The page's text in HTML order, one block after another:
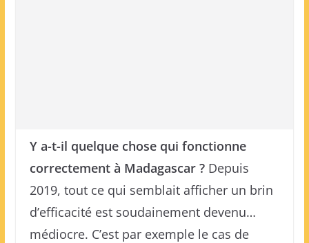
Y a-t-il quelque chose qui fonctionne
correctement à Madagascar ?Depuis
2019, tout ce qui semblait afficher un brin
d’efficacité est soudainement devenu…
médiocre. C’est par exemple le cas de